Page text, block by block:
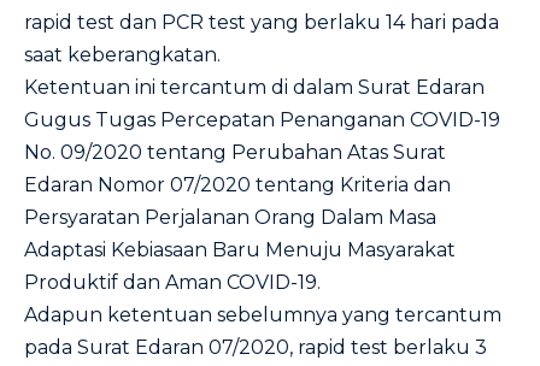
rapid test dan PCR test yang berlaku 14 hari pada
saat keberangkatan.
Ketentuan ini tercantum di dalam Surat Edaran
Gugus Tugas Percepatan Penanganan COVID-19
No. 09/2020 tentang Perubahan Atas Surat
Edaran Nomor 07/2020 tentang Kriteria dan
Persyaratan Perjalanan Orang Dalam Masa
Adaptasi Kebiasaan Baru Menuju Masyarakat
Produktif dan Aman COVID-19.
Adapun ketentuan sebelumnya yang tercantum
pada Surat Edaran 07/2020, rapid test berlaku 3